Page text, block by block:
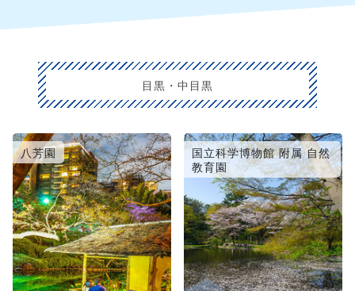
目黒・中目黒
八芳園
国立科学博物館 附属 自然
教育園